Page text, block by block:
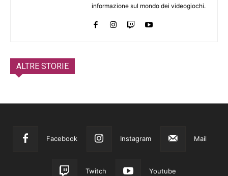
informazione sul mondo dei videogiochi.
ALTRE STORIE
Facebook Instagram Mail
Twitch Youtube